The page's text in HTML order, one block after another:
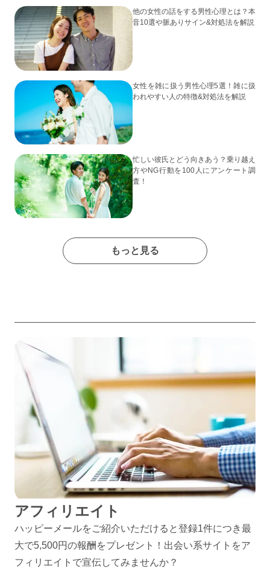
他の女性の話をする男性心理とは？本
音10選や脈ありサイン&対処法を解説
女性を雑に扱う男性心理5選！雑に扱
われやすい人の特徴&対処法を解説
忙しい彼氏とどう向きあう？乗り越え
方やNG行動を100人にアンケート調
査！
もっと見る
アフィリエイト
ハッピーメールをご紹介いただけると登録1件につき最
大で5,500円の報酬をプレゼント！出会い系サイトをア
フィリエイトで宣伝してみませんか？